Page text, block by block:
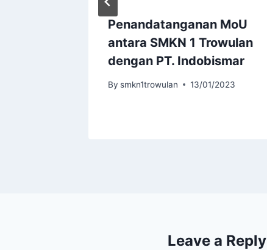
Penandatanganan MoU
antara SMKN 1 Trowulan
dengan PT. Indobismar
By smkn1trowulan 13/01/2023
Leave a Reply